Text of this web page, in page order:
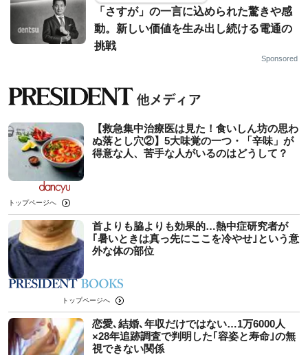
「さすが」の一言に込められた驚きや感
動。新しい価値を生み出し続ける電通の
挑戦
Sponsored
【救急集中治療医は見た！食いしん坊の思わ
ぬ落とし穴②】5大味覚の一つ・「辛味」が
得意な人、苦手な人がいるのはどうして？
トップページへ
首よりも脇よりも効果的…熱中症研究者が
｢暑いときは真っ先にここを冷やせ｣という意
外な体の部位
トップページへ
恋愛､結婚､年収だけではない…1万6000人
×28年追跡調査で判明した｢容姿と寿命｣の無
視できない関係